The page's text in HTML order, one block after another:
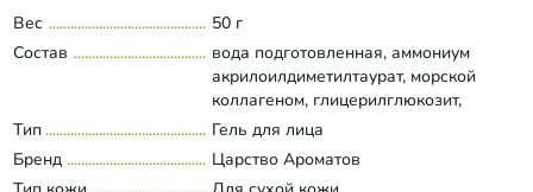
Вес
50 г
Состав
вода подготовленная, аммониум
акрилоилдиметилтаурат, морской
коллагеном, глицерилглюкозит,
Bix’Activ (экстракт семян аннато),
кофеин, экстракт земляники, Д-
пантенол, аллантоин, гиалуроновая
Развернуть состав
Тип
Гель для лица
Бренд
Царство Ароматов